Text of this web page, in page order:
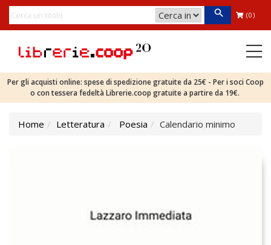
(0)
Per gli acquisti online: spese di spedizione gratuite da 25€ - Per i soci Coop
o con tessera fedeltà Librerie.coop gratuite a partire da 19€.
Home Letteratura Poesia Calendario minimo